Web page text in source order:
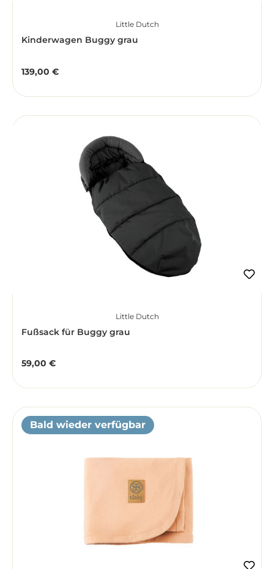
Little Dutch
Kinderwagen Buggy grau
Regulärer Preis:
139,00 €
Little Dutch
Fußsack für Buggy grau
Regulärer Preis:
59,00 €
Bald wieder verfügbar